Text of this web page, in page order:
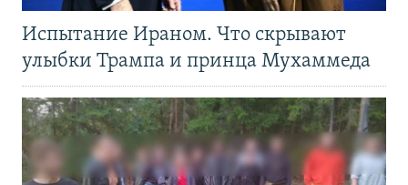
Испытание Ираном. Что скрывают
улыбки Трампа и принца Мухаммеда